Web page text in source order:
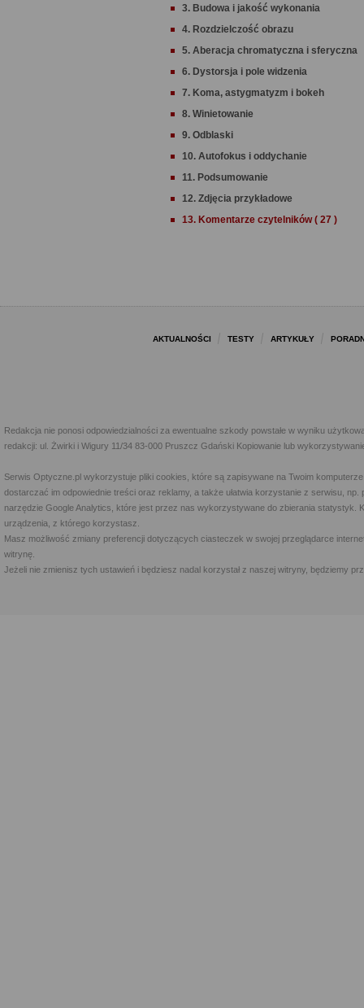
3. Budowa i jakość wykonania
4. Rozdzielczość obrazu
5. Aberacja chromatyczna i sferyczna
6. Dystorsja i pole widzenia
7. Koma, astygmatyzm i bokeh
8. Winietowanie
9. Odblaski
10. Autofokus i oddychanie
11. Podsumowanie
12. Zdjęcia przykładowe
13. Komentarze czytelników ( 27 )
AKTUALNOŚCI TESTY ARTYKUŁY
Redakcja nie ponosi odpowiedzialności za ewentualne szkody powstałe w wyniku
redakcji: ul. Żwirki i Wigury 11/34 83-000 Pruszcz Gdański Kopiowanie lub
Serwis Optyczne.pl wykorzystuje pliki cookies, które są zapisywane na Twoim
dostarczać im odpowiednie treści oraz reklamy, a także ułatwia korzystanie z serwisu,
narzędzie Google Analytics, które jest przez nas wykorzystywane do zbierania statystyk.
urządzenia, z którego korzystasz.
Masz możliwość zmiany preferencji dotyczących ciasteczek w swojej przeglądarce
witrynę.
Jeżeli nie zmienisz tych ustawień i będziesz nadal korzystał z naszej witryny, będziemy